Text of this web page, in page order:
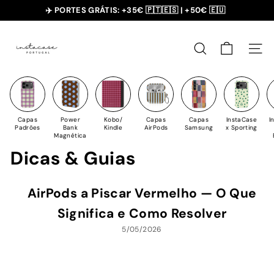
para
Conteúdo
slideshow
✈️ PORTES GRÁTIS: +35€ 🇵🇹🇪🇸 | +50€ 🇪🇺
n
t
a
C
a
e
PESQUISAR
Capas
Padrões
Power
Bank
Magnética
Kobo/
Kindle
Capas
AirPods
Capas
Samsung
InstaCase
x Sporting
Dicas & Guias
AirPods a Piscar Vermelho — O Que
Significa e Como Resolver
5/05/2026